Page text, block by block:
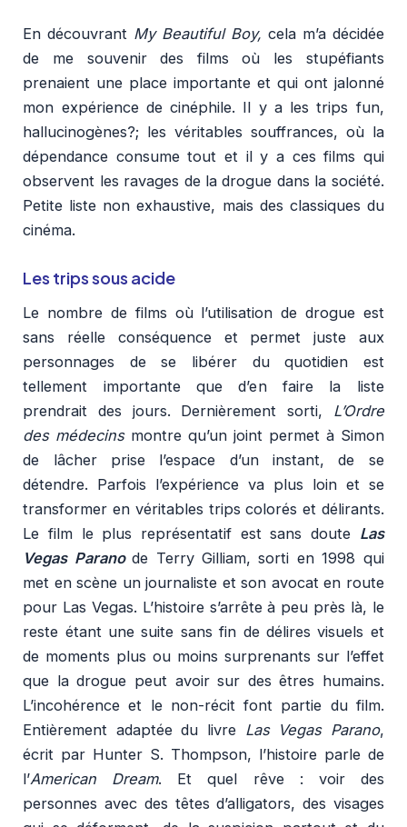
En découvrant My Beautiful Boy, cela m’a décidée
de me souvenir des films où les stupéfiants
prenaient une place importante et qui ont jalonné
mon expérience de cinéphile. Il y a les trips fun,
hallucinogènes?; les véritables souffrances, où la
dépendance consume tout et il y a ces films qui
observent les ravages de la drogue dans la société.
Petite liste non exhaustive, mais des classiques du
cinéma.
Les trips sous acide
Le nombre de films où l’utilisation de drogue est
sans réelle conséquence et permet juste aux
personnages de se libérer du quotidien est
tellement importante que d’en faire la liste
prendrait des jours. Dernièrement sorti, L’Ordre
des médecinsmontre qu’un joint permet à Simon
de lâcher prise l’espace d’un instant, de se
détendre. Parfois l’expérience va plus loin et se
transformer en véritables trips colorés et délirants.
Le film le plus représentatif est sans doute Las
Vegas Paranode Terry Gilliam, sorti en 1998 qui
met en scène un journaliste et son avocat en route
pour Las Vegas. L’histoire s’arrête à peu près là, le
reste étant une suite sans fin de délires visuels et
de moments plus ou moins surprenants sur l’effet
que la drogue peut avoir sur des êtres humains.
L’incohérence et le non-récit font partie du film.
Entièrement adaptée du livre Las Vegas Parano,
écrit par Hunter S. Thompson, l’histoire parle de
l’American Dream. Et quel rêve : voir des
personnes avec des têtes d’alligators, des visages